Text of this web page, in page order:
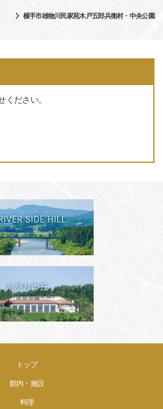
横手市雄物川民家苑木戸五郎兵衛村・中央公園
ください。
トップ
館内・施設
料理